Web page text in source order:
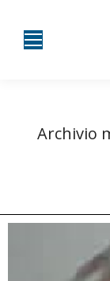
Archivio